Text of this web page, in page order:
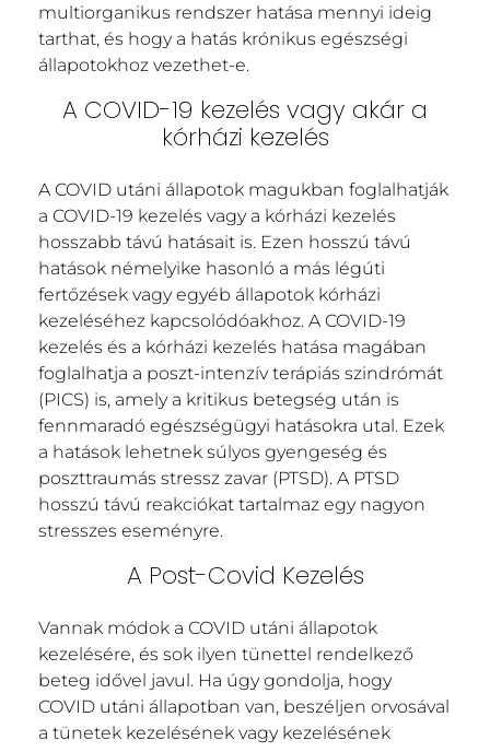
multiorganikus rendszer hatása mennyi ideig
tarthat, és hogy a hatás krónikus egészségi
állapotokhoz vezethet-e.
A COVID-19 kezelés vagy akár a
kórházi kezelés
A COVID utáni állapotok magukban foglalhatják
a COVID-19 kezelés vagy a kórházi kezelés
hosszabb távú hatásait is. Ezen hosszú távú
hatások némelyike ​​hasonló a más légúti
fertőzések vagy egyéb állapotok kórházi
kezeléséhez kapcsolódóakhoz. A COVID-19
kezelés és a kórházi kezelés hatása magában
foglalhatja a poszt-intenzív terápiás szindrómát
(PICS) is, amely a kritikus betegség után is
fennmaradó egészségügyi hatásokra utal. Ezek
a hatások lehetnek súlyos gyengeség és
poszttraumás stressz zavar (PTSD). A PTSD
hosszú távú reakciókat tartalmaz egy nagyon
stresszes eseményre.
A Post-Covid Kezelés
Vannak módok a COVID utáni állapotok
kezelésére, és sok ilyen tünettel rendelkező
beteg idővel javul. Ha úgy gondolja, hogy
COVID utáni állapotban van, beszéljen orvosával
a tünetek kezelésének vagy kezelésének